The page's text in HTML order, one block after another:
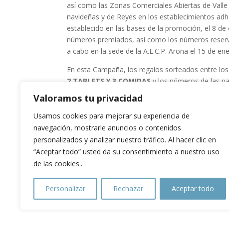
Valoramos tu privacidad
Usamos cookies para mejorar su experiencia de
navegación, mostrarle anuncios o contenidos
personalizados y analizar nuestro tráfico. Al hacer clic en
“Aceptar todo” usted da su consentimiento a nuestro uso
de las cookies..
Personalizar Rechazar Aceptar todo
así como las Zonas Comerciales Abiertas de
navideñas y de Reyes en los establecimientos
establecido en las bases de la promoción, el 8
números premiados, así como los números
a cabo en la sede de la A.E.C.P. Arona el 15 de
En esta Campaña, los regalos sorteados entre
2 TABLETS Y 3 COMIDAS y los números de las
Las Juntas Directivas de las asociaciones
Adeje, y agradecen a todas las empresas
la Dirección General de Comercio y Consumo
←Arona: Cuando la política local del sur pierde